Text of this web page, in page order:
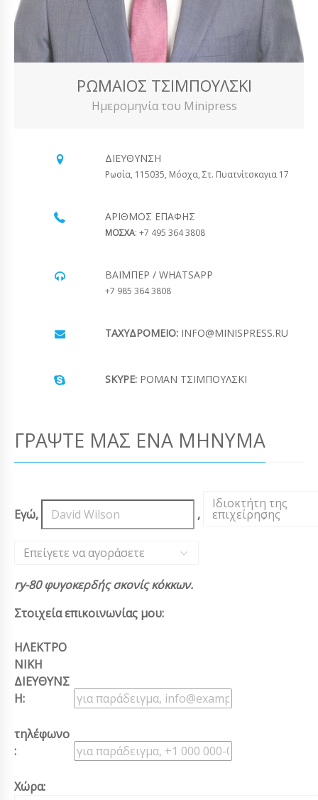
ΡΩΜΑΊΟΣ ΤΣΙΜΠΟΎΛΣΚΙ
Ημερομηνία του Minipress
ΔΙΕΎΘΥΝΣΗ
Ρωσία, 115035, Μόσχα, Στ. Πυατνίτσκαγια 17
ΑΡΙΘΜΌΣ ΕΠΑΦΉΣ
ΜΟΣΧΑ: +7 495 364 3808
ΒΆΙΜΠΕΡ / WHATSAPP
+7 985 364 3808
ΤΑΧΥΔΡΟΜΕΊΟ: INFO@MINISPRESS.RU
SKYPE: ΡΟΜΆΝ ΤΣΙΜΠΟΎΛΣΚΙ
ΓΡΆΨΤΕ ΜΑΣ ΈΝΑ ΜΉΝΥΜΑ
Εγώ, ,
Ιδιοκτήτη της
επιχείρησης
,
Επείγετε να αγοράσετε
ry-80 φυγοκερδής σκονίς κόκκων.
Στοιχεία επικοινωνίας μου:
ΗΛΕΚΤΡΟ
ΝΙΚΗ
ΔΙΕΥΘΥΝΣ
Η:
τηλέφωνο
:
Χώρα: